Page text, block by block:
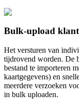
Bulk-upload
Het versturen van
tijdrovend worden. De
bestand te importeren
kaartgegevens) en
meerdere verzoeken
in bulk uploaden.